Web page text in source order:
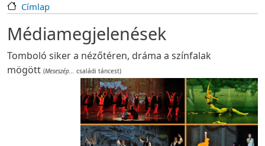
Címlap
Médiamegjelenések
Tomboló siker a nézőtéren, dráma a színfalak
mögött (Meseszép... családi táncest)